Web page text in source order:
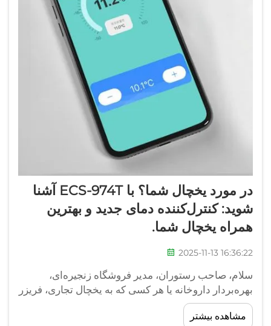
در مورد یخچال شما؟ با ECS-974T آشنا
شوید: کنترل‌کننده دمای جدید و بهترین
همراه یخچال شما.
2025-11-13 16:36:22
سلام، صاحب رستوران، مدیر فروشگاه زنجیره‌ای،
بهره‌بردار داروخانه یا هر کسی که به یخچال تجاری، فریزر
یا واحد نگهداری سرد نیاز دارد! کسب‌وکار شما به
سرمایش مداوم وابسته است، اما دماسنج فعلی شما
مشاهده بیشتر